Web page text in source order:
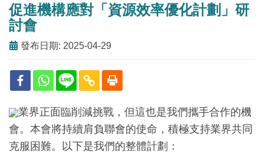
促進機構應對「資源效率優化計劃」研
討會
發布日期: 2025-04-29
業界正面臨削減挑戰，但這也是我們攜手合作的機
會。本會將持續肩負聯會的使命，積極支持業界共同
克服困難。以下是我們的整體計劃：